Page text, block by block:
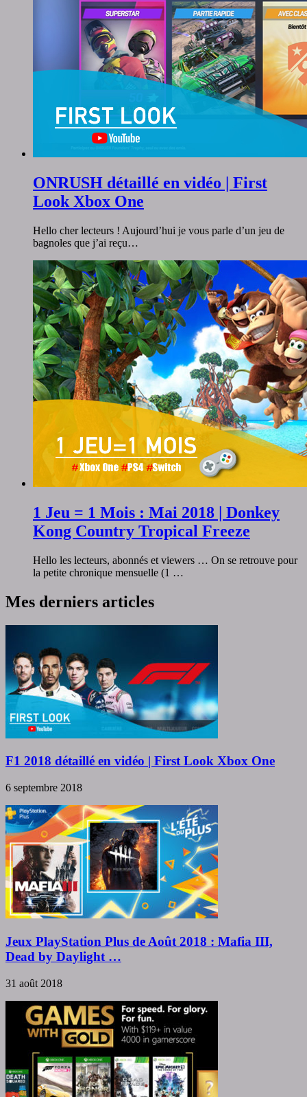
ONRUSH détaillé en vidéo | First
Look Xbox One
Hello cher lecteurs ! Aujourd’hui je vous parle d’un jeu de
bagnoles que j’ai reçu…
1 Jeu = 1 Mois : Mai 2018 | Donkey
Kong Country Tropical Freeze
Hello les lecteurs, abonnés et viewers … On se retrouve pour
la petite chronique mensuelle (1 …
Mes derniers articles
F1 2018 détaillé en vidéo | First Look Xbox One
6 septembre 2018
Jeux PlayStation Plus de Août 2018 : Mafia III,
Dead by Daylight …
31 août 2018